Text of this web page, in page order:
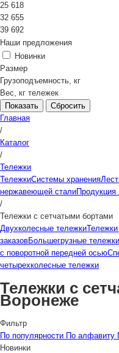
25 618
32 655
39 692
Наши предложения
Новинки
Размер
Грузоподъемность, кг
Вес, кг тележек
Сбросить
Главная
/
Каталог
/
Тележки
ТележкиСистемы хранения
нержавеющей сталиПродукция
/
Тележки с сетчатыми бортами
Двухколесные тележки
заказовБольшегрузные
с поворотной передней осью
четырехколесные тележки
Тележки с
Воронеже
Фильтр
По популярности По алфавиту
Новинки